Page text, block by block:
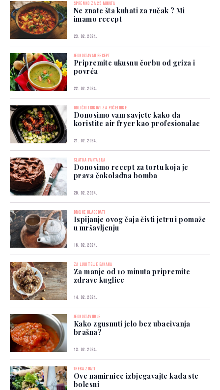
SPREMNO ZA 25 MINUTA
Ne znate šta kuhati za ručak ? Mi
imamo recept
23. 02. 2024.
JEDNOSTAVAN RECEPT
Pripremite ukusnu čorbu od griza i
povrća
22. 02. 2024.
ODLIČNI TRIKOVI ZA POČETNIKE
Donosimo vam savjete kako da
koristite air fryer kao profesionalac
21. 02. 2024.
SLATKA FANTAZIJA
Donosimo recept za tortu koja je
prava čokoladna bomba
20. 02. 2024.
BROJNE BLAGODATI
Ispijanje ovog čaja čisti jetru i pomaže
u mršavljenju
16. 02. 2024.
ZA LJUBITELJE BANANA
Za manje od 10 minuta pripremite
zdrave kuglice
14. 02. 2024.
JEDNOSTAVNO JE
Kako zgusnuti jelo bez ubacivanja
brašna?
13. 02. 2024.
TREBA ZNATI
Ove namirnice izbjegavajte kada ste
bolesni